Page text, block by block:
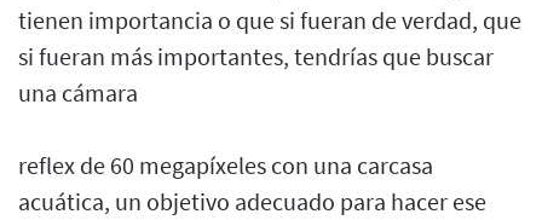
tienen importancia o que si fueran de verdad, que
si fueran más importantes, tendrías que buscar
una cámara
reflex de 60 megapíxeles con una carcasa
acuática, un objetivo adecuado para hacer ese